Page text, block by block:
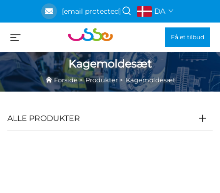
[email protected] DA
Få et tilbud
Kagemoldesæt
Forside>Produkter>Kagemoldesæt
ALLE PRODUKTER